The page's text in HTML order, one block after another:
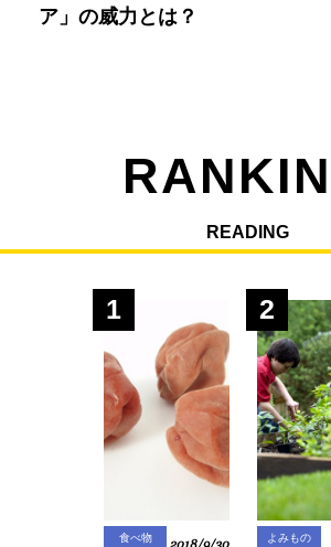
ア」の威力とは？
READING
1
食べ物 2018/9/30
2
よみもの